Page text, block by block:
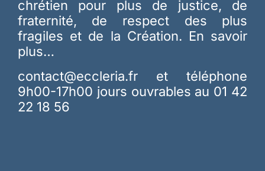
chrétien pour plus de justice, de
fraternité, de respect des plus
fragiles et de la Création. En savoir
plus…
contact@eccleria.fr et téléphone
9h00-17h00 jours ouvrables au 01 42
22 18 56